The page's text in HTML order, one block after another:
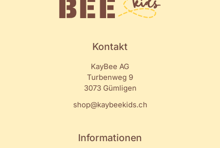
Kontakt
KayBee AG
Turbenweg 9
3073 Gümligen
shop@kaybeekids.ch
Informationen